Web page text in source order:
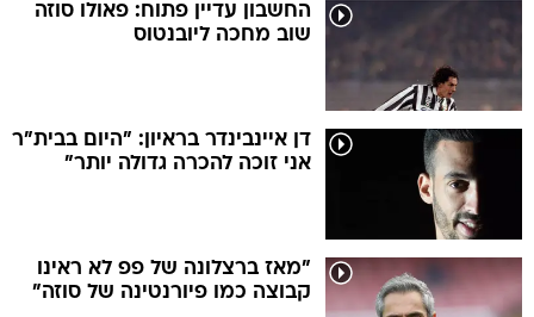
החשבון עדיין פתוח: פאולו סוזה
שוב מחכה ליובנטוס
דן איינבינדר בראיון: "היום בבית"ר
אני זוכה להכרה גדולה יותר"
"מאז ברצלונה של פפ לא ראינו
קבוצה כמו פיורנטינה של סוזה"